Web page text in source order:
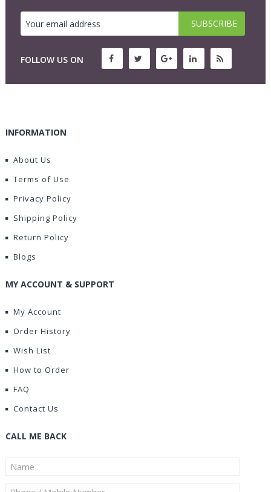
FOLLOW US ON
INFORMATION
About Us
Terms of Use
Privacy Policy
Shipping Policy
Return Policy
Blogs
MY ACCOUNT & SUPPORT
My Account
Order History
Wish List
How to Order
FAQ
Contact Us
CALL ME BACK